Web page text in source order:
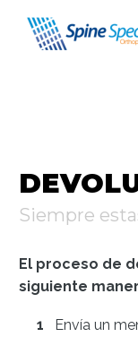
Siempre
El proceso de
siguiente
Envía un